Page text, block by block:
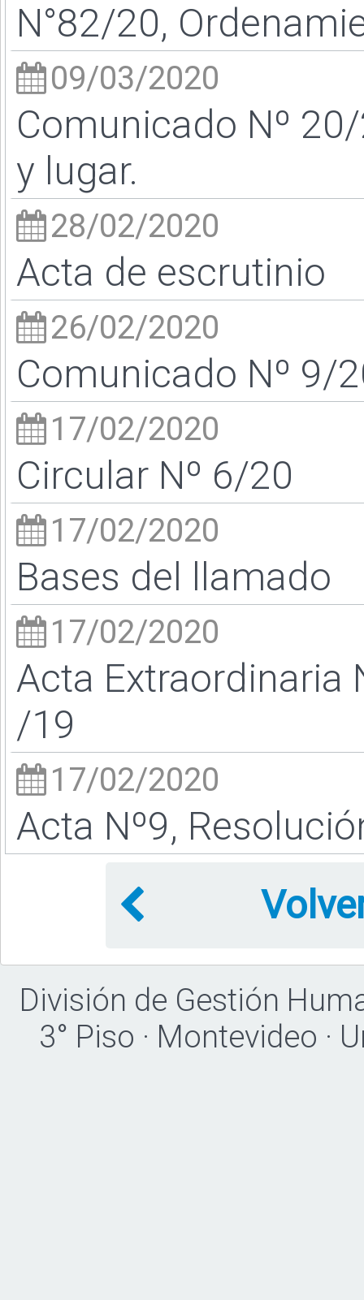
N°82/20,
09/03/2020
Comunicado Nº
y lugar.
28/02/2020
Acta de escrutinio
26/02/2020
Comunicado Nº 9/
17/02/2020
Circular Nº 6/20
17/02/2020
Bases del llamado
17/02/2020
Acta Extraordinaria
/19
17/02/2020
Acta Nº9,
División de Gestión
3° Piso · Montevideo ·